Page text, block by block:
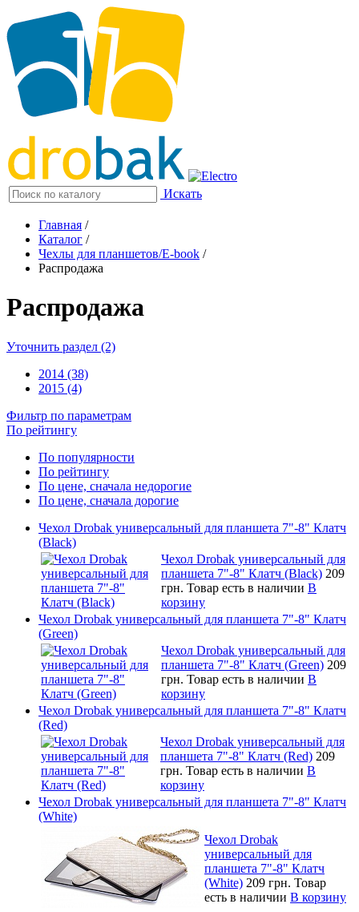
Искать
Главная /
Каталог /
Чехлы для планшетов/E-book /
Распродажа
Распродажа
Уточнить раздел (2)
2014 (38)
2015 (4)
Фильтр по параметрам
По рейтингу
По популярности
По рейтингу
По цене, сначала недорогие
По цене, сначала дорогие
Чехол Drobak универсальный для планшета 7"-8" Клатч
(Black)
Чехол Drobak универсальный для
планшета 7"-8" Клатч (Black) 209
грн. Товар есть в наличии В
корзину
Чехол Drobak универсальный для планшета 7"-8" Клатч
(Green)
Чехол Drobak универсальный для
планшета 7"-8" Клатч (Green) 209
грн. Товар есть в наличии В
корзину
Чехол Drobak универсальный для планшета 7"-8" Клатч
(Red)
Чехол Drobak универсальный для
планшета 7"-8" Клатч (Red) 209
грн. Товар есть в наличии В
корзину
Чехол Drobak универсальный для планшета 7"-8" Клатч
(White)
Чехол Drobak
универсальный для
планшета 7"-8" Клатч
(White) 209 грн. Товар
есть в наличии В корзину